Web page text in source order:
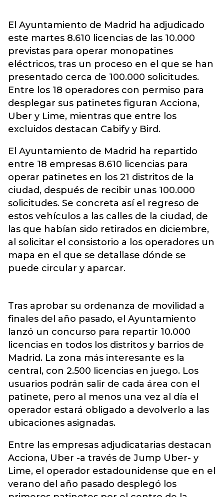
El Ayuntamiento de Madrid ha adjudicado
este martes 8.610 licencias de las 10.000
previstas para operar monopatines
eléctricos, tras un proceso en el que se han
presentado cerca de 100.000 solicitudes.
Entre los 18 operadores con permiso para
desplegar sus patinetes figuran Acciona,
Uber y Lime, mientras que entre los
excluidos destacan Cabify y Bird.
El Ayuntamiento de Madrid ha repartido
entre 18 empresas 8.610 licencias para
operar patinetes en los 21 distritos de la
ciudad, después de recibir unas 100.000
solicitudes. Se concreta así el regreso de
estos vehículos a las calles de la ciudad, de
las que habían sido retirados en diciembre,
al solicitar el consistorio a los operadores un
mapa en el que se detallase dónde se
puede circular y aparcar.
Tras aprobar su ordenanza de movilidad a
finales del año pasado, el Ayuntamiento
lanzó un concurso para repartir 10.000
licencias en todos los distritos y barrios de
Madrid. La zona más interesante es la
central, con 2.500 licencias en juego. Los
usuarios podrán salir de cada área con el
patinete, pero al menos una vez al día el
operador estará obligado a devolverlo a las
ubicaciones asignadas.
Entre las empresas adjudicatarias destacan
Acciona, Uber -a través de Jump Uber- y
Lime, el operador estadounidense que en el
verano del año pasado desplegó los